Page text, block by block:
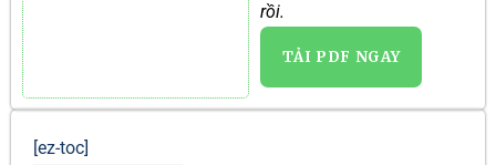
rồi.
TẢI PDF NGAY
[ez-toc]